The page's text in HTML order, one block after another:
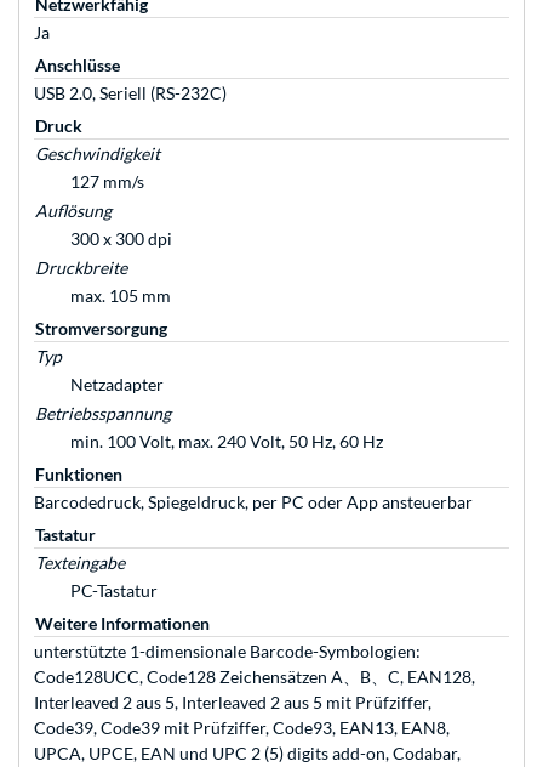
Netzwerkfähig
Ja
Anschlüsse
USB 2.0, Seriell (RS-232C)
Druck
Geschwindigkeit
127 mm/s
Auflösung
300 x 300 dpi
Druckbreite
max. 105 mm
Stromversorgung
Typ
Netzadapter
Betriebsspannung
min. 100 Volt, max. 240 Volt, 50 Hz, 60 Hz
Funktionen
Barcodedruck, Spiegeldruck, per PC oder App ansteuerbar
Tastatur
Texteingabe
PC-Tastatur
Weitere Informationen
unterstützte 1-dimensionale Barcode-Symbologien:
Code128UCC, Code128 Zeichensätzen A、B、C, EAN128,
Interleaved 2 aus 5, Interleaved 2 aus 5 mit Prüfziffer,
Code39, Code39 mit Prüfziffer, Code93, EAN13, EAN8,
UPCA, UPCE, EAN und UPC 2 (5) digits add-on, Codabar,